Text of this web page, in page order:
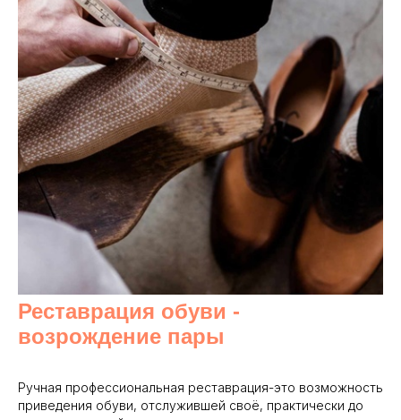
Реставрация обуви -
возрождение пары
Ручная профессиональная реставрация-это возможность
приведения обуви, отслужившей своё, практически до